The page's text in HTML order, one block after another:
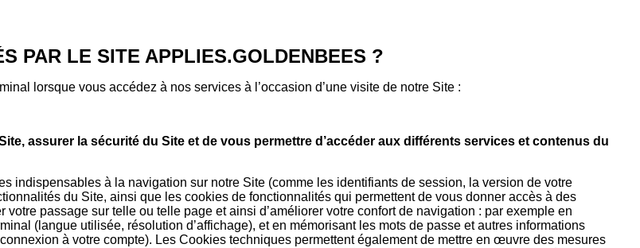
PAR LE SITE APPLIES.GOLDENBEES ?
lorsque vous accédez à nos services à l’occasion d’une visite de notre Site :
assurer la sécurité du Site et de vous permettre d’accéder aux différents services et contenus du
indispensables à la navigation sur notre Site (comme les identifiants de session, la version de votre
du Site, ainsi que les cookies de fonctionnalités qui permettent de vous donner accès à des
passage sur telle ou telle page et ainsi d’améliorer votre confort de navigation : par exemple en
(langue utilisée, résolution d’affichage), et en mémorisant les mots de passe et autres informations
à votre compte). Les Cookies techniques permettent également de mettre en œuvre des mesures